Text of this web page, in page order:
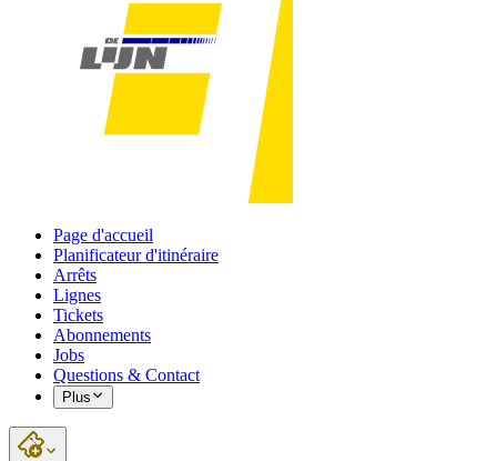
Page d'accueil
Planificateur d'itinéraire
Arrêts
Lignes
Tickets
Abonnements
Jobs
Questions & Contact
Plus